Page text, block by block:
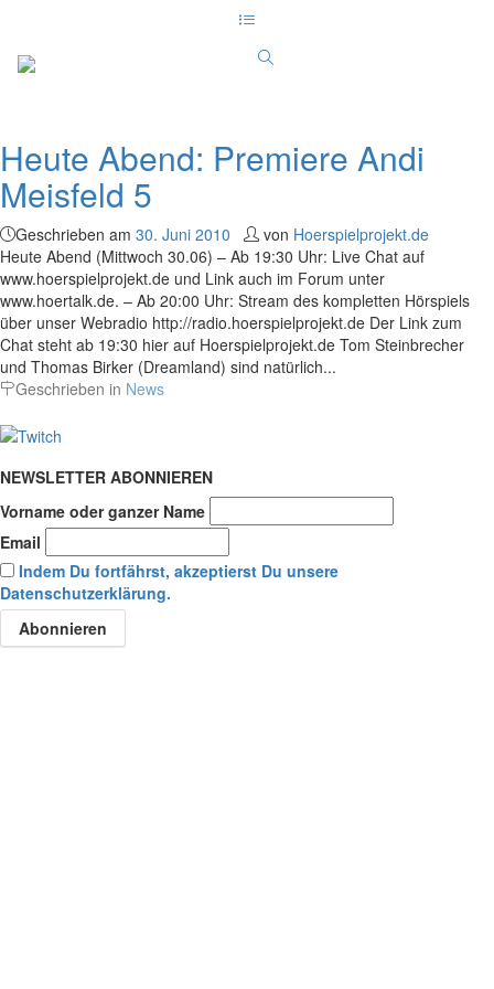
Heute Abend: Premiere Andi
Meisfeld 5
Geschrieben am 30. Juni 2010 von Hoerspielprojekt.de
Heute Abend (Mittwoch 30.06) – Ab 19:30 Uhr: Live Chat auf
www.hoerspielprojekt.de und Link auch im Forum unter
www.hoertalk.de. – Ab 20:00 Uhr: Stream des kompletten Hörspiels
über unser Webradio http://radio.hoerspielprojekt.de Der Link zum
Chat steht ab 19:30 hier auf Hoerspielprojekt.de Tom Steinbrecher
und Thomas Birker (Dreamland) sind natürlich...
Geschrieben in News
NEWSLETTER ABONNIEREN
Vorname oder ganzer Name
Email
Indem Du fortfährst, akzeptierst Du unsere
Datenschutzerklärung.